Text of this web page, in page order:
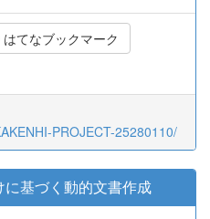
はてなブックマーク
PROJECT-25280110/
に基づく動的文書作成